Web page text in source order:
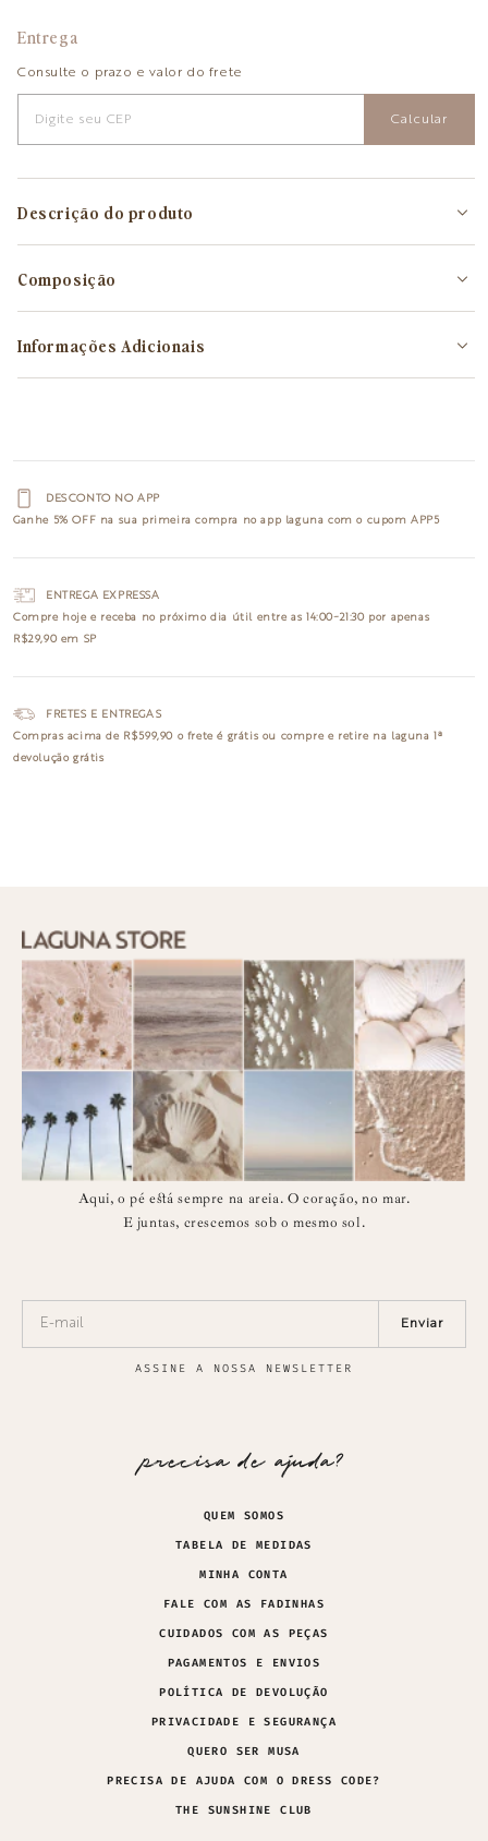
Entrega
Consulte o prazo e valor do frete
Calcular
Descrição do produto
Composição
Informações Adicionais
DESCONTO NO APP
Ganhe 5% OFF na sua primeira compra no app laguna com o cupomAPP5
ENTREGA EXPRESSA
Compre hoje e receba no próximo dia útil entre as 14:00~21:30 por apenas
R$29,90 em SP
FRETES E ENTREGAS
Compras acima de R$599,90 o frete é grátis ou compre e retire na laguna1ª
devolução grátis
Aqui, o pé está sempre na areia. O coração, no mar.
E juntas, crescemos sob o mesmo sol.
Enviar
ASSINE A NOSSA NEWSLETTER
precisa de ajuda?
QUEM SOMOS
TABELA DE MEDIDAS
MINHA CONTA
FALE COM AS FADINHAS
CUIDADOS COM AS PEÇAS
PAGAMENTOS E ENVIOS
POLÍTICA DE DEVOLUÇÃO
PRIVACIDADE E SEGURANÇA
QUERO SER MUSA
PRECISA DE AJUDA COM O DRESS CODE?
THE SUNSHINE CLUB